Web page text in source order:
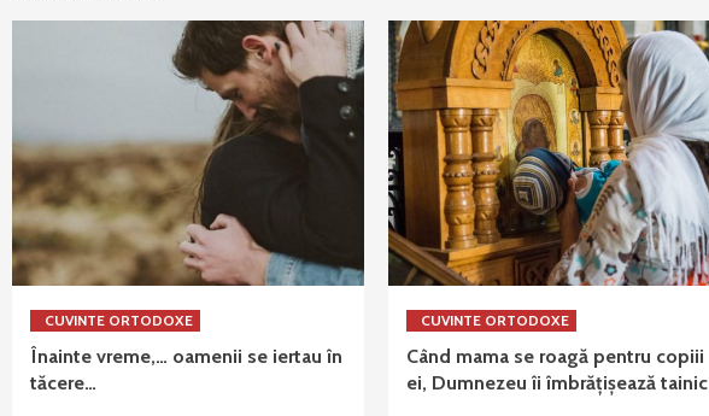
CUVINTE ORTODOXE
Înainte vreme,… oamenii se iertau în
tăcere…
CUVINTE ORTODOXE
Când mama se roagă pentru copiii
ei, Dumnezeu îi îmbrățișează tainic